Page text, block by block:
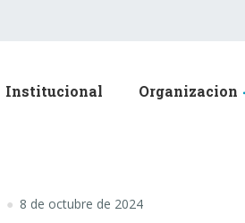
Institucional Organizacion
8 de octubre de 2024